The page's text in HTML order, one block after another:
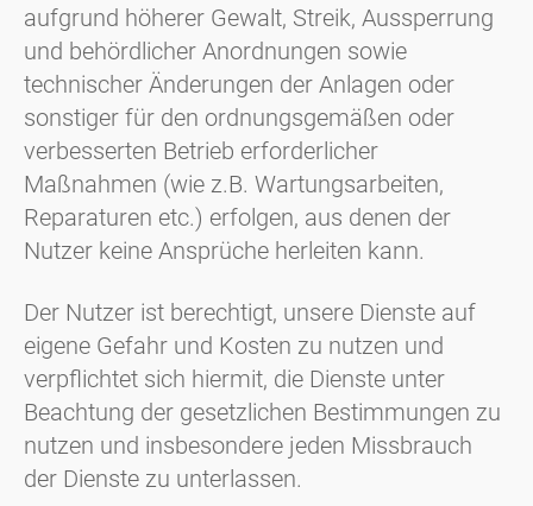
aufgrund höherer Gewalt, Streik, Aussperrung
und behördlicher Anordnungen sowie
technischer Änderungen der Anlagen oder
sonstiger für den ordnungsgemäßen oder
verbesserten Betrieb erforderlicher
Maßnahmen (wie z.B. Wartungsarbeiten,
Reparaturen etc.) erfolgen, aus denen der
Nutzer keine Ansprüche herleiten kann.
Der Nutzer ist berechtigt, unsere Dienste auf
eigene Gefahr und Kosten zu nutzen und
verpflichtet sich hiermit, die Dienste unter
Beachtung der gesetzlichen Bestimmungen zu
nutzen und insbesondere jeden Missbrauch
der Dienste zu unterlassen.